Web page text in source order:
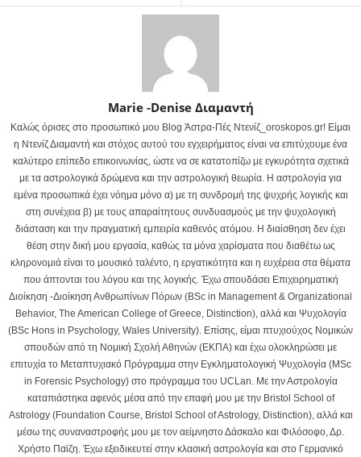
Marie -Denise Διαμαντή
Καλώς όρισες στο προσωπικό μου Blog Άστρα-Πές Ντενίζ_oroskopos.gr! Είμαι
η Ντενίζ Διαμαντή και στόχος αυτού του εγχειρήματος είναι να επιτύχουμε ένα
καλύτερο επίπεδο επικοινωνίας, ώστε να σε κατατοπίζω με εγκυρότητα σχετικά
με τα αστρολογικά δρώμενα και την αστρολογική θεωρία. Η αστρολογία για
εμένα προσωπικά έχει νόημα μόνο α) με τη συνδρομή της ψυχρής λογικής και
στη συνέχεια β) με τους απαραίτητους συνδυασμούς με την ψυχολογική
διάσταση και την πραγματική εμπειρία καθενός ατόμου. Η διαίσθηση δεν έχει
θέση στην δική μου εργασία, καθώς τα μόνα χαρίσματα που διαθέτω ως
κληρονομιά είναι το μουσικό ταλέντο, η εργατικότητα και η ευχέρεια στα θέματα
που άπτονται του λόγου και της λογικής. Έχω σπουδάσει Επιχειρηματική
Διοίκηση -Διοίκηση Ανθρωπίνων Πόρων (BSc in Management & Organizational
Behavior, The American College of Greece, Distinction), αλλά και Ψυχολογία
(BSc Hons in Psychology, Wales University). Επίσης, είμαι πτυχιούχος Νομικών
σπουδών από τη Νομική Σχολή Αθηνών (ΕΚΠΑ) και έχω ολοκληρώσει με
επιτυχία το Μεταπτυχιακό Πρόγραμμα στην Εγκληματολογική Ψυχολογία (MSc
in Forensic Psychology) στο πρόγραμμα του UCLan. Με την Αστρολογία
καταπιάστηκα αφενός μέσα από την επαφή μου με την Bristol School of
Astrology (Foundation Course, Bristol School of Astrology, Distinction), αλλά και
μέσω της συναναστροφής μου με τον αείμνηστο Δάσκαλο και Φιλόσοφο, Δρ.
Χρήστο Παϊζη. Έχω εξειδικευτεί στην κλασική αστρολογία και στο Γερμανικό